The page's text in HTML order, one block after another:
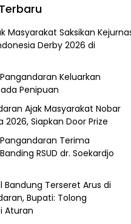
Masyarakat Saksikan
Derby 2026 di
Keluarkan
Penipuan
Ajak Masyarakat Nobar
2026, Siapkan Door Prize
Pangandaran Terima
RSUD dr. Soekardjo
Bandung Terseret Arus di
Bupati: Tolong
Aturan